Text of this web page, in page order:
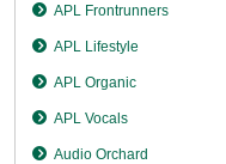
APL Frontrunners
APL Lifestyle
APL Organic
APL Vocals
Audio Orchard